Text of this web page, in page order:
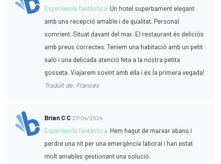
Experiència fantàstica: Un hotel superbament elegant
amb una recepció amable i de qualitat. Personal
somrient. Situat davant del mar. El restaurant és deliciós
amb preus correctes. Teníem una habitació amb un petit
saló i una delicada atenció feta a la nostra petita
gosseta. Viajarem sovint amb ella i és la primera vegada!
Traduït de: Francès
Brian C C 27/04/2024
Experiència fantàstica: Hem hagut de marxar abans i
perdre una nit per una emergència laboral i han estat
molt amables gestionant una solució.